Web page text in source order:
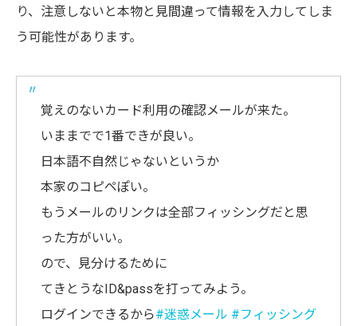
り、注意しないと本物と見間違って情報を入力してしま
う可能性があります。
覚えのないカード利用の確認メールが来た。
いままでで1番できが良い。
日本語不自然じゃないというか
本家のコピペぽい。
もうメールのリンクは全部フィッシングだと思
った方がいい。
ので、見分けるために
てきとうなID&passを打ってみよう。
ログインできるから#迷惑メール #フィッシング